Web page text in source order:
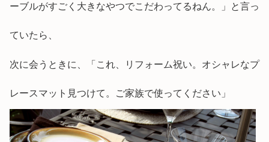
ーブルがすごく大きなやつでこだわってるねん。」と言っ
ていたら、
次に会うときに、「これ、リフォーム祝い。オシャレなプ
レースマット見つけて。ご家族で使ってください」